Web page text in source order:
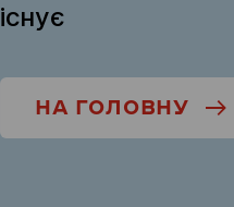
існує
НА ГОЛОВНУ